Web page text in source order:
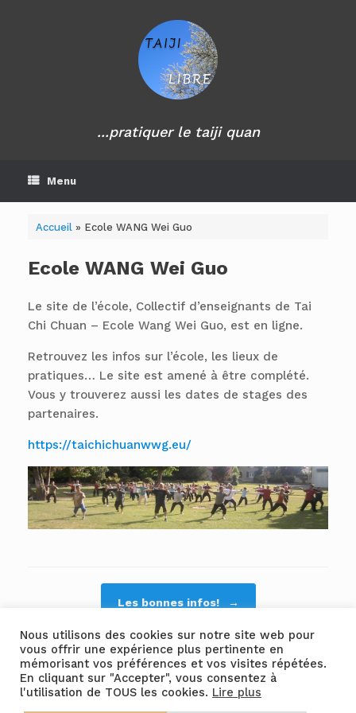
...pratiquer le taiji quan
Menu
Accueil» Ecole WANG Wei Guo
Ecole WANG Wei Guo
Le site de l’école, Collectif d’enseignants de Tai
Chi Chuan – Ecole Wang Wei Guo, est en ligne.
Retrouvez les infos sur l’école, les lieux de
pratiques… Le site est amené à être complété.
Vous y trouverez aussi les dates de stages des
partenaires.
https://taichichuanwwg.eu/
Les bonnes infos! →
Nous utilisons des cookies sur notre site web pour
vous offrir une expérience plus pertinente en
mémorisant vos préférences et vos visites répétées.
En cliquant sur "Accepter", vous consentez à
l'utilisation de TOUS les cookies. Lire plus